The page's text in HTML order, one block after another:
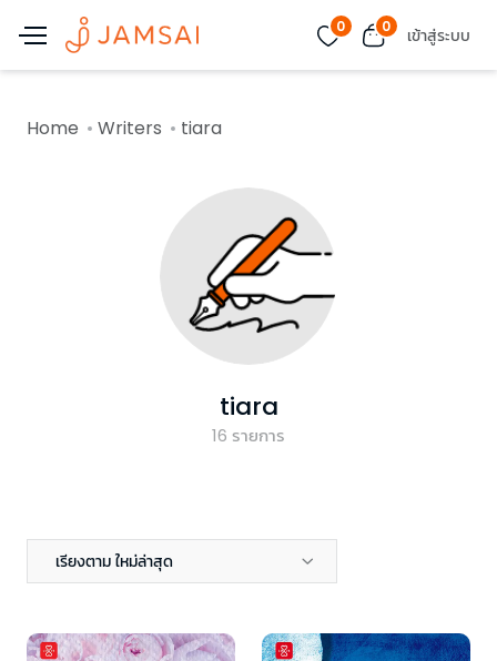
0 0 เข้าสู่ระบบ
Home Writers tiara
tiara
16 รายการ
เรียงตาม ใหม่ล่าสุด